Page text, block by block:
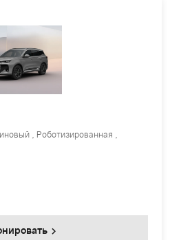
, Роботизированная ,